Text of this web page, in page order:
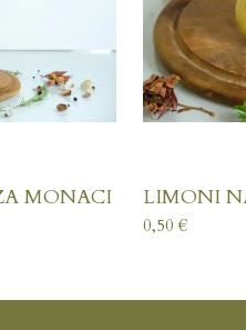
MONACI
LIMONI
0,50 €